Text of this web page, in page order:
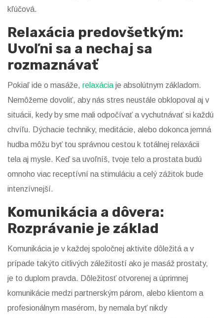
kľúčová.
Relaxácia predovšetkým:
Uvoľni sa a nechaj sa
rozmaznávať
Pokiaľ ide o masáže, relaxácia je absolútnym základom.
Nemôžeme dovoliť, aby nás stres neustále obklopoval aj v
situácii, kedy by sme mali odpočívať a vychutnávať si každú
chvíľu. Dýchacie techniky, meditácie, alebo dokonca jemná
hudba môžu byť tou správnou cestou k totálnej relaxácii
tela aj mysle. Keď sa uvoľníš, tvoje telo a prostata budú
omnoho viac receptívní na stimuláciu a celý zážitok bude
intenzívnejší.
Komunikácia a dôvera:
Rozprávanie je základ
Komunikácia je v každej spoločnej aktivite dôležitá a v
prípade takýto citlivých záležitostí ako je masáž prostaty,
je to duplom pravda. Dôležitosť otvorenej a úprimnej
komunikácie medzi partnerským párom, alebo klientom a
profesionálnym masérom, by nemala byť nikdy